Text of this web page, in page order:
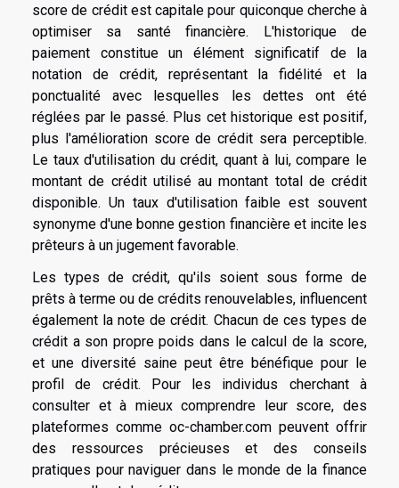
score de crédit est capitale pour quiconque cherche à
optimiser sa santé financière. L'historique de
paiement constitue un élément significatif de la
notation de crédit, représentant la fidélité et la
ponctualité avec lesquelles les dettes ont été
réglées par le passé. Plus cet historique est positif,
plus l'amélioration score de crédit sera perceptible.
Le taux d'utilisation du crédit, quant à lui, compare le
montant de crédit utilisé au montant total de crédit
disponible. Un taux d'utilisation faible est souvent
synonyme d'une bonne gestion financière et incite les
prêteurs à un jugement favorable.
Les types de crédit, qu'ils soient sous forme de
prêts à terme ou de crédits renouvelables, influencent
également la note de crédit. Chacun de ces types de
crédit a son propre poids dans le calcul de la score,
et une diversité saine peut être bénéfique pour le
profil de crédit. Pour les individus cherchant à
consulter et à mieux comprendre leur score, des
plateformes comme oc-chamber.com peuvent offrir
des ressources précieuses et des conseils
pratiques pour naviguer dans le monde de la finance